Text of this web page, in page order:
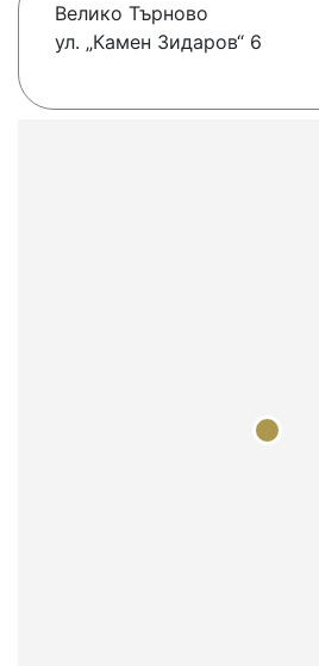
Велико Търново
ул. „Камен Зидаров“ 6